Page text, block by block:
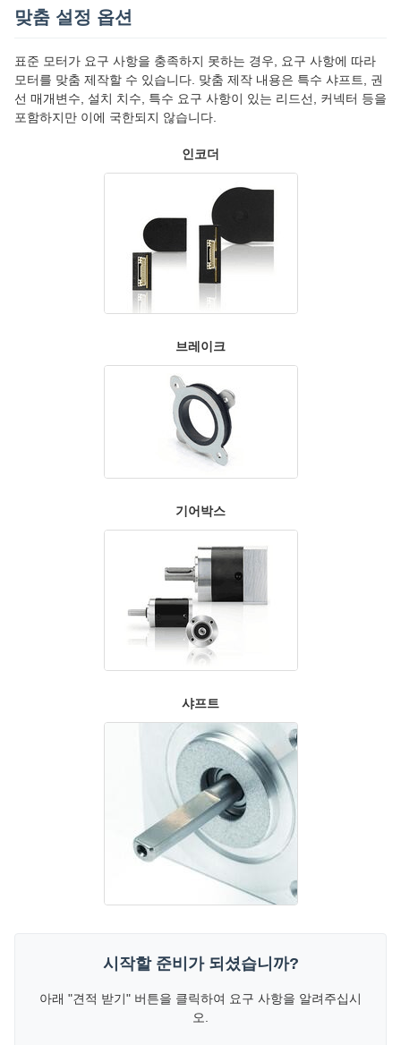
맞춤 설정 옵션
표준 모터가 요구 사항을 충족하지 못하는 경우, 요구 사항에 따라
모터를 맞춤 제작할 수 있습니다. 맞춤 제작 내용은 특수 샤프트, 권
선 매개변수, 설치 치수, 특수 요구 사항이 있는 리드선, 커넥터 등을
포함하지만 이에 국한되지 않습니다.
인코더
브레이크
기어박스
샤프트
시작할 준비가 되셨습니까?
아래 "견적 받기" 버튼을 클릭하여 요구 사항을 알려주십시
오.